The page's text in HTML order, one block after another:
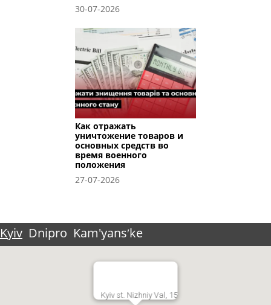
30-07-2026
Как отражать
уничтожение товаров и
основных средств во
время военного
положения
27-07-2026
Kyiv Dnipro Kam'yansʹke
Kyiv st. Nizhniy Val, 15